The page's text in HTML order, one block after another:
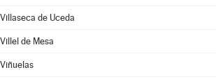
Villaseca de Uceda
Villel de Mesa
Viñuelas